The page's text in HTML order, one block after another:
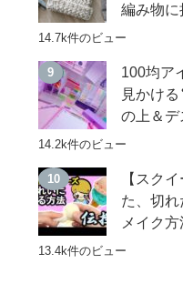
編み物に
14.7k件のビュー
100均ア
見かけ
の上＆デ
14.2k件のビュー
【スク
た、切れ
メイク方
13.4k件のビュー